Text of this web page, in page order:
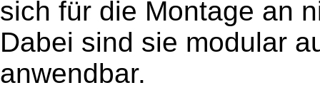
sich für die Montage an
Dabei sind sie modular
anwendbar.